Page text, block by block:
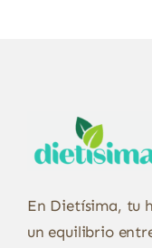
En Dietísima, tu
un equilibrio